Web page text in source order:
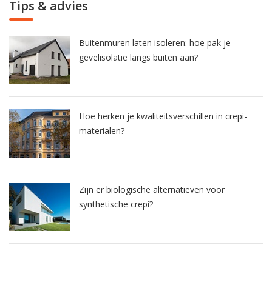
Tips & advies
Buitenmuren laten isoleren: hoe pak je
gevelisolatie langs buiten aan?
Hoe herken je kwaliteitsverschillen in crepi-
materialen?
Zijn er biologische alternatieven voor
synthetische crepi?